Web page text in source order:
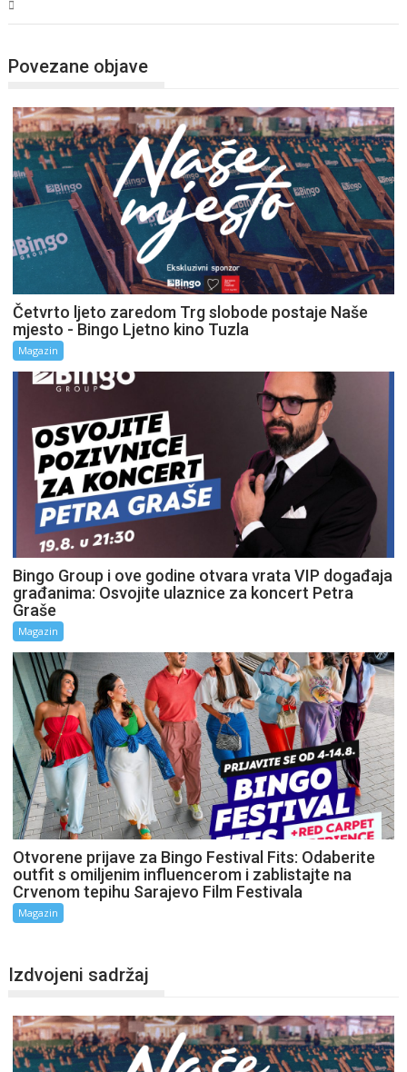
Povezane objave
Četvrto ljeto zaredom Trg slobode postaje Naše
mjesto - Bingo Ljetno kino Tuzla
Magazin
Bingo Group i ove godine otvara vrata VIP događaja
građanima: Osvojite ulaznice za koncert Petra
Graše
Magazin
Otvorene prijave za Bingo Festival Fits: Odaberite
outfit s omiljenim influencerom i zablistajte na
Crvenom tepihu Sarajevo Film Festivala
Magazin
Izdvojeni sadržaj